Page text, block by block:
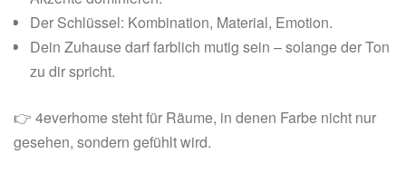
Der Schlüssel: Kombination, Material, Emotion.
Dein Zuhause darf farblich mutig sein – solange der Ton
zu dir spricht.
👉 4everhome steht für Räume, in denen Farbe nicht nur
gesehen, sondern gefühlt wird.